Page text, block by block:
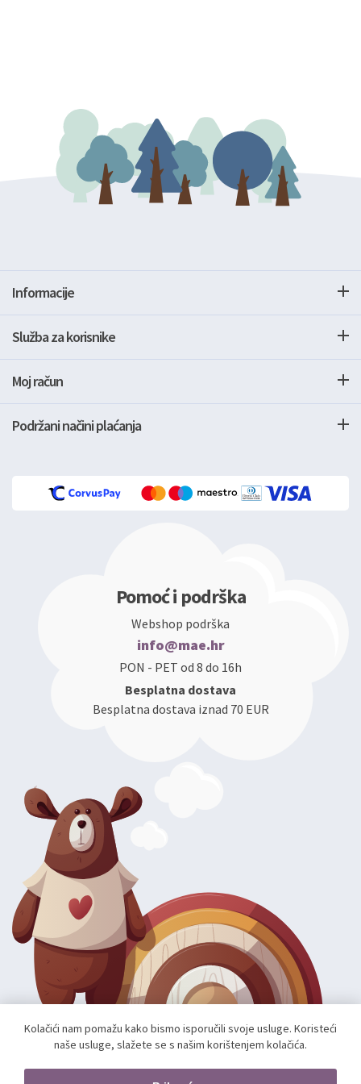
Informacije
Služba za korisnike
Moj račun
Podržani načini plaćanja
Pomoć i podrška
Webshop podrška
info@mae.hr
PON - PET od 8 do 16h
Besplatna dostava
Besplatna dostava iznad 70 EUR
Kolačići nam pomažu kako bismo isporučili svoje usluge. Koristeći
naše usluge, slažete se s našim korištenjem kolačića.